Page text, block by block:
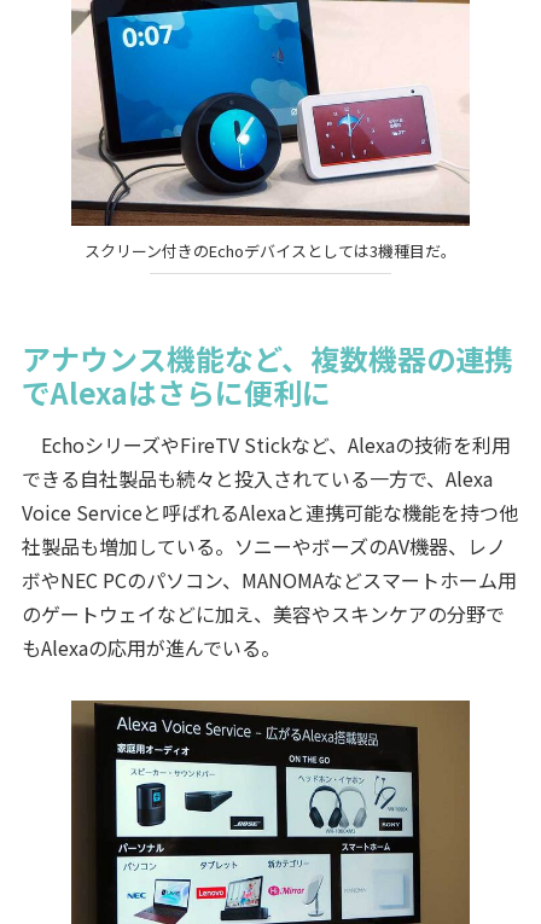
スクリーン付きのEchoデバイスとしては3機種目だ。
アナウンス機能など、複数機器の連携
でAlexaはさらに便利に
EchoシリーズやFireTV Stickなど、Alexaの技術を利用
できる自社製品も続々と投入されている一方で、Alexa
Voice Serviceと呼ばれるAlexaと連携可能な機能を持つ他
社製品も増加している。ソニーやボーズのAV機器、レノ
ボやNEC PCのパソコン、MANOMAなどスマートホーム用
のゲートウェイなどに加え、美容やスキンケアの分野で
もAlexaの応用が進んでいる。